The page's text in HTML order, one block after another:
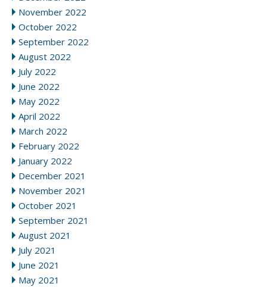
November 2022
October 2022
September 2022
August 2022
July 2022
June 2022
May 2022
April 2022
March 2022
February 2022
January 2022
December 2021
November 2021
October 2021
September 2021
August 2021
July 2021
June 2021
May 2021